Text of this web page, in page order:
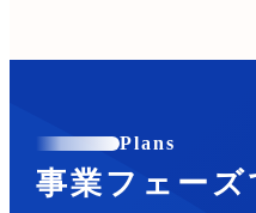
Plans
事業フェーズ